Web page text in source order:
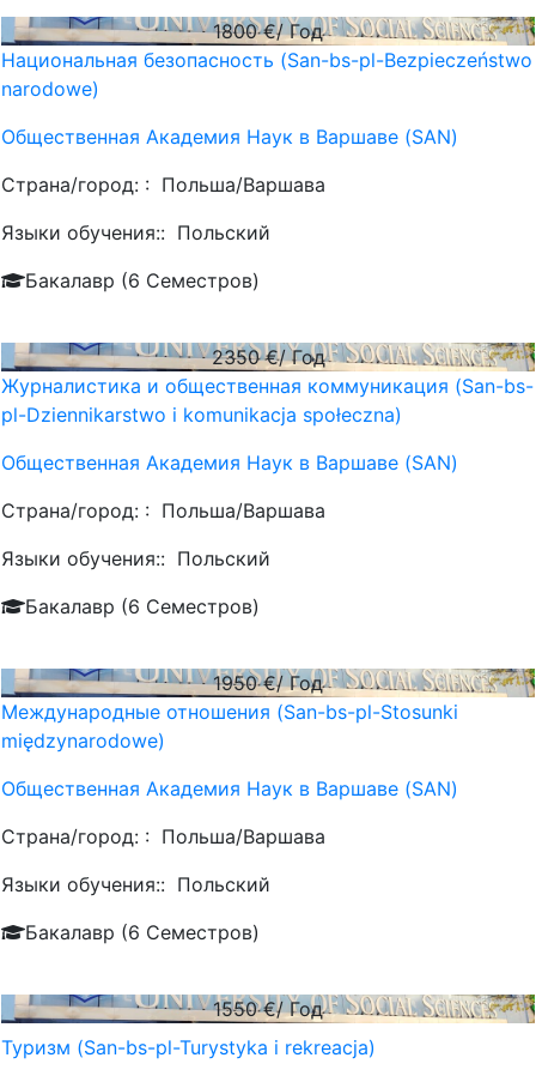
1800€/ Год
Национальная безопасность (San-bs-pl-Bezpieczeństwo
narodowe)
Общественная Академия Наук в Варшаве (SAN)
Страна/город: : Польша/Варшава
Языки обучения:: Польский
Бакалавр (6 Семестров)
2350€/ Год
Журналистика и общественная коммуникация (San-bs-
pl-Dziennikarstwo i komunikacja społeczna)
Общественная Академия Наук в Варшаве (SAN)
Страна/город: : Польша/Варшава
Языки обучения:: Польский
Бакалавр (6 Семестров)
1950€/ Год
Международные отношения (San-bs-pl-Stosunki
międzynarodowe)
Общественная Академия Наук в Варшаве (SAN)
Страна/город: : Польша/Варшава
Языки обучения:: Польский
Бакалавр (6 Семестров)
1550€/ Год
Туризм (San-bs-pl-Turystyka i rekreacja)